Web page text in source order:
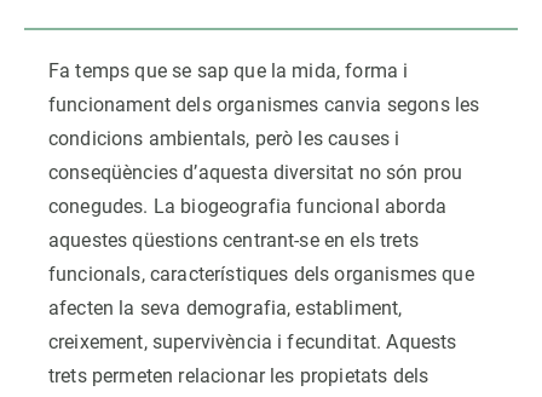
Fa temps que se sap que la mida, forma i
funcionament dels organismes canvia segons les
condicions ambientals, però les causes i
conseqüències d’aquesta diversitat no són prou
conegudes. La biogeografia funcional aborda
aquestes qüestions centrant-se en els trets
funcionals, característiques dels organismes que
afecten la seva demografia, establiment,
creixement, supervivència i fecunditat. Aquests
trets permeten relacionar les propietats dels